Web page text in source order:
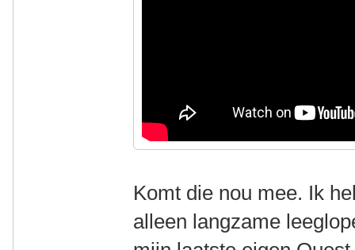
Komt die nou mee. Ik
alleen langzame